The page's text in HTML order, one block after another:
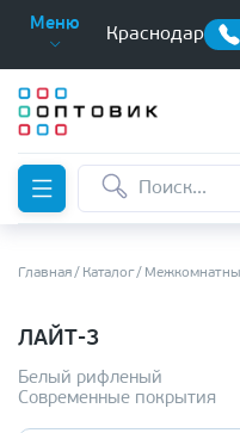
Меню
Краснодар
Главная Каталог
ЛАЙТ-3
Белый рифленый
Современные покрытия